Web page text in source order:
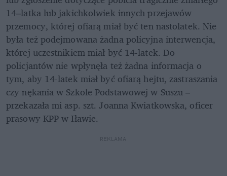
14–latka lub jakichkolwiek innych przejawów
przemocy, której ofiarą miał być ten nastolatek. Nie
była też podejmowana żadna policyjna interwencja,
której uczestnikiem miał być 14-latek. Do
policjantów nie wpłynęła też żadna informacja o
tym, aby 14-latek miał być ofiarą hejtu, zastraszania
czy nękania w Szkole Podstawowej w Suszu –
przekazała mi asp. szt. Joanna Kwiatkowska, oficer
prasowy KPP w Iławie.
REKLAMA